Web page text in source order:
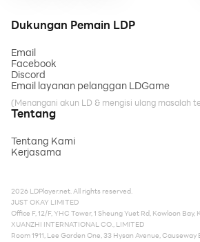
Dukungan Pemain LDP
Email
Facebook
Discord
Email layanan pelanggan LDGame
(Menangani akun LD & mengisi ulang masalah
Tentang
Tentang Kami
Kerjasama
2026 LDPlayer.net. All rights reserved.
JUST OKAY LIMITED
Office F, 12/F, YHC Tower, 1 Sheung Yuet Rd, Kowloon Bay,
XUANZHI INTERNATIONAL CO., LIMITED
Room 1911, Lee Garden One, 33 Hysan Avenue, Causeway